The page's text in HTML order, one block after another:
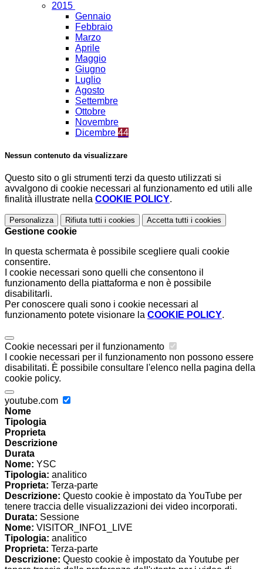
2015
Gennaio
Febbraio
Marzo
Aprile
Maggio
Giugno
Luglio
Agosto
Settembre
Ottobre
Novembre
Dicembre 44
Nessun contenuto da visualizzare
Questo sito o gli strumenti terzi da questo utilizzati si
avvalgono di cookie necessari al funzionamento ed utili alle
finalità illustrate nella COOKIE POLICY.
Personalizza Rifiuta tutti i cookies Accetta tutti i cookies
Gestione cookie
In questa schermata è possibile scegliere quali cookie
consentire.
I cookie necessari sono quelli che consentono il
funzionamento della piattaforma e non è possibile
disabilitarli.
Per conoscere quali sono i cookie necessari al
funzionamento potete visionare la COOKIE POLICY.
Cookie necessari per il funzionamento
I cookie necessari per il funzionamento non possono essere
disabilitati. È possibile consultare l'elenco nella pagina della
cookie policy.
youtube.com
Nome
Tipologia
Proprieta
Descrizione
Durata
Nome: YSC
Tipologia: analitico
Proprieta: Terza-parte
Descrizione: Questo cookie è impostato da YouTube per
tenere traccia delle visualizzazioni dei video incorporati.
Durata: Sessione
Nome: VISITOR_INFO1_LIVE
Tipologia: analitico
Proprieta: Terza-parte
Descrizione: Questo cookie è impostato da Youtube per